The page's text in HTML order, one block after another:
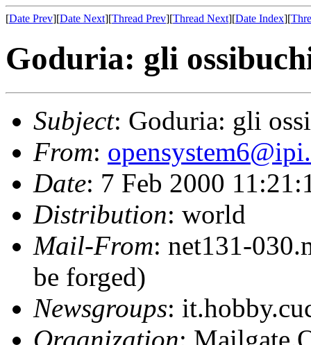
[Date Prev][Date Next][Thread Prev][Thread Next][Date Index][
Goduria: gli
Subject: Goduria: gli
From:
Date: 7 Feb 2000
Distribution: world
Mail-From: net131-
be forged)
Newsgroups:
Organization: